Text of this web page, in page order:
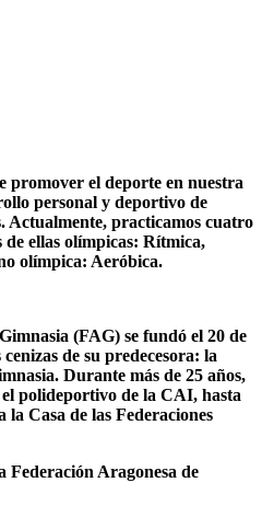
promover el deporte en nuestra
personal y deportivo de
. Actualmente, practicamos cuatro
ellas olímpicas: Rítmica,
olímpica: Aeróbica.
(FAG) se fundó el 20 de
de su predecesora: la
Durante más de 25 años,
polideportivo de la CAI, hasta
la Casa de las Federaciones
Federación Aragonesa de